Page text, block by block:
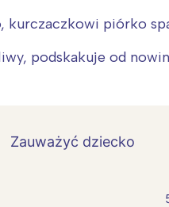
kurczaczkowi piórko
podskakuje od